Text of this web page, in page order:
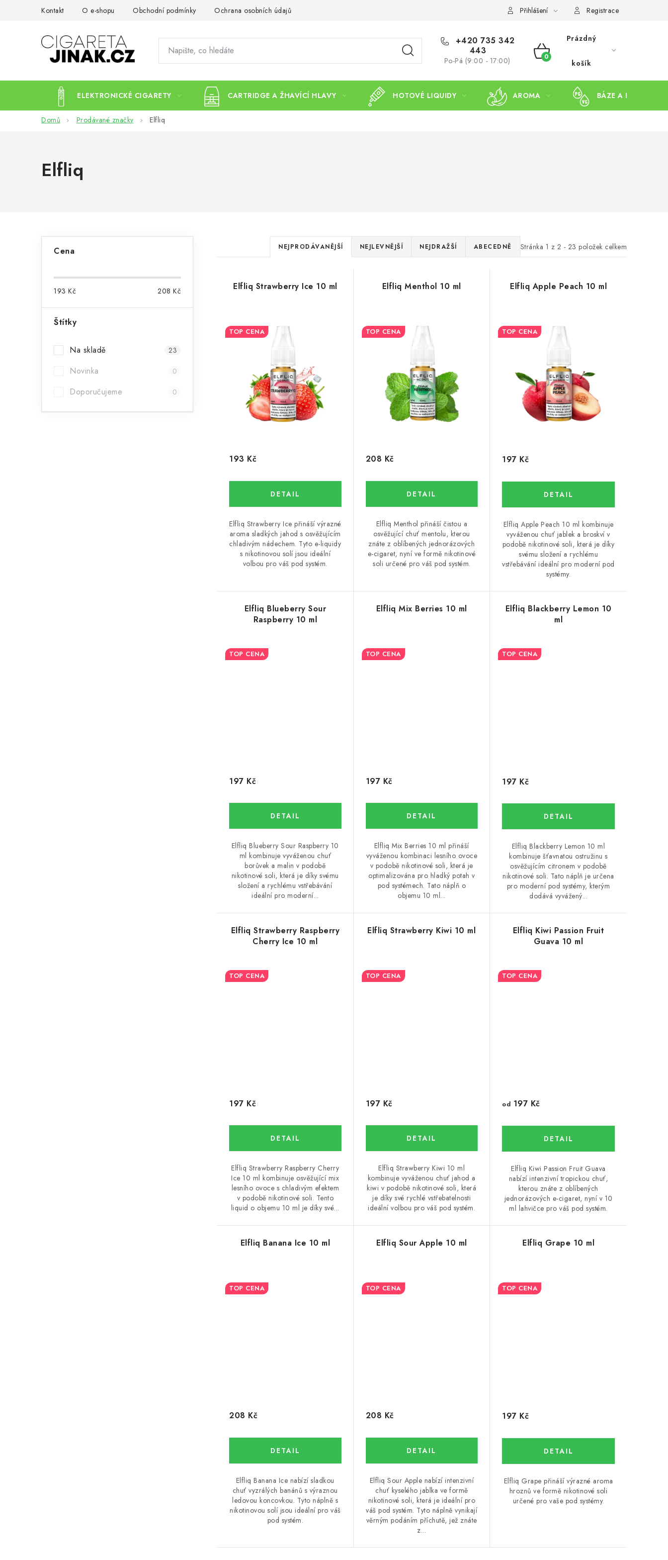
Kontakt O e-shopu Obchodní podmínky Ochrana osobních údajů Přihlášení Registrace
+420 735 342
443
Po-Pá (9:00 - 17:00)
NÁKUPNÍ
Prázdný
košík
ELEKTRONICKÉ CIGARETY CARTRIDGE A ŽHAVÍCÍ HLAVY HOTOVÉ LIQUIDY AROMA BÁZE A BOOSTERY
Domů Prodávané značky Elfliq
Elfliq
t
p
Cena
193 Kč 208 Kč
Štítky
Na skladě 23
Novinka 0
Doporučujeme 0
Stránka 1 z 2 - 23 položek celkem
Ř
a
z
n
í
p
r
o
d
ů
NEJPRODÁVANĚJŠÍ NEJLEVNĚJŠÍ NEJDRAŽŠÍ ABECEDNĚ
Elfliq Strawberry Ice 10 ml
TOP CENA
193 Kč
Elfliq Strawberry Ice přináší výrazné
aroma sladkých jahod s osvěžujícím
chladivým nádechem. Tyto e-liquidy
s nikotinovou solí jsou ideální
volbou pro váš pod systém.
Elfliq Menthol 10 ml
TOP CENA
208 Kč
Elfliq Menthol přináší čistou a
osvěžující chuť mentolu, kterou
znáte z oblíbených jednorázových
e-cigaret, nyní ve formě nikotinové
soli určené pro váš pod systém.
Elfliq Apple Peach 10 ml
TOP CENA
197 Kč
Elfliq Apple Peach 10 ml kombinuje
vyváženou chuť jablek a broskví v
podobě nikotinové soli, která je díky
svému složení a rychlému
vstřebávání ideální pro moderní pod
systémy.
Elfliq Blueberry Sour
Raspberry 10 ml
TOP CENA
197 Kč
Elfliq Blueberry Sour Raspberry 10
ml kombinuje vyváženou chuť
borůvek a malin v podobě
nikotinové soli, která je díky svému
složení a rychlému vstřebávání
ideální pro moderní...
Elfliq Mix Berries 10 ml
TOP CENA
197 Kč
Elfliq Mix Berries 10 ml přináší
vyváženou kombinaci lesního ovoce
v podobě nikotinové soli, která je
optimalizována pro hladký potah v
pod systémech. Tato náplň o
objemu 10 ml...
Elfliq Blackberry Lemon 10
ml
TOP CENA
197 Kč
Elfliq Blackberry Lemon 10 ml
kombinuje šťavnatou ostružinu s
osvěžujícím citronem v podobě
nikotinové soli. Tato náplň je určena
pro moderní pod systémy, kterým
dodává vyvážený...
Elfliq Strawberry Raspberry
Cherry Ice 10 ml
TOP CENA
197 Kč
Elfliq Strawberry Raspberry Cherry
Ice 10 ml kombinuje osvěžující mix
lesního ovoce s chladivým efektem
v podobě nikotinové soli. Tento
liquid o objemu 10 ml je díky své...
Elfliq Strawberry Kiwi 10 ml
TOP CENA
197 Kč
Elfliq Strawberry Kiwi 10 ml
kombinuje vyváženou chuť jahod a
kiwi v podobě nikotinové soli, která
je díky své rychlé vstřebatelnosti
ideální volbou pro váš pod systém.
Elfliq Kiwi Passion Fruit
Guava 10 ml
TOP CENA
od 197 Kč
Elfliq Kiwi Passion Fruit Guava
nabízí intenzivní tropickou chuť,
kterou znáte z oblíbených
jednorázových e-cigaret, nyní v 10
ml lahvičce pro váš pod systém.
Elfliq Banana Ice 10 ml
TOP CENA
208 Kč
Elfliq Banana Ice nabízí sladkou
chuť vyzrálých banánů s výraznou
ledovou koncovkou. Tyto náplně s
nikotinovou solí jsou ideální pro váš
pod systém.
Elfliq Sour Apple 10 ml
TOP CENA
208 Kč
Elfliq Sour Apple nabízí intenzivní
chuť kyselého jablka ve formě
nikotinové soli, která je ideální pro
váš pod systém. Tyto náplně vynikají
věrným podáním příchutě, jež znáte
z...
Elfliq Grape 10 ml
TOP CENA
197 Kč
Elfliq Grape přináší výrazné aroma
hroznů ve formě nikotinové soli
určené pro vaše pod systémy.